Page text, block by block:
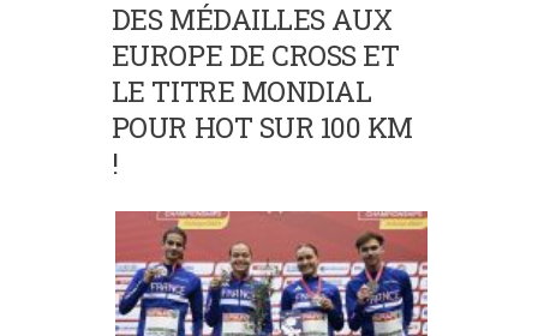
DES MÉDAILLES AUX
EUROPE DE CROSS ET
LE TITRE MONDIAL
POUR HOT SUR 100 KM
!